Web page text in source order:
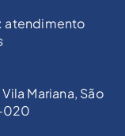
atendimento
Mariana, São
020